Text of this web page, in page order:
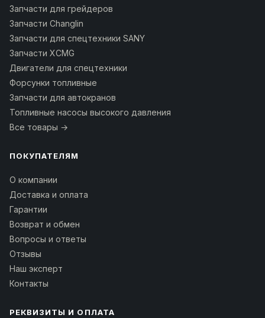
Запчасти для грейдеров
Запчасти Changlin
Запчасти для спецтехники SANY
Запчасти XCMG
Двигатели для спецтехники
Форсунки топливные
Запчасти для автокранов
Топливные насосы высокого давления
Все товары →
ПОКУПАТЕЛЯМ
О компании
Доставка и оплата
Гарантии
Возврат и обмен
Вопросы и ответы
Отзывы
Наш эксперт
Контакты
РЕКВИЗИТЫ И ОПЛАТА